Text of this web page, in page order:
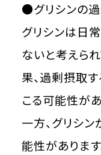
●グリシンの
グリシンは日
ないと考えら
果、過剰摂取
こる可能性が
一方、グリシ
能性がありま